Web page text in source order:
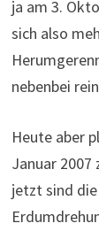
ja am 3.
sich also
nebenbei
Heute aber
Januar 2007
jetzt sind